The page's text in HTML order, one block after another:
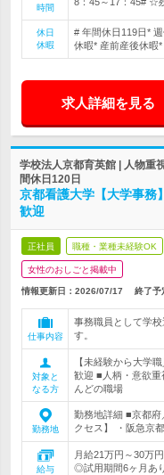
時間
休日
休暇
# 年間休日119日*
休暇* 産前産後休暇*
求人詳細を見る
学校法人京都育英館 | 人物重
間休日120日
京都看護大学【大学事
歓迎
正社員 職種・業種未経験OK
女性のおしごと掲載中
情報更新日：2026/07/17 終了予
仕事内容
事務職員として学
す。
対象と
なる方
【未経験から大学
歓迎 ■人柄・意欲
んどの職場
勤務地
勤務地詳細 ■京都府
クセス】 ・阪急京
給与
月給21万円～30万
◎試用期間6ヶ月あ